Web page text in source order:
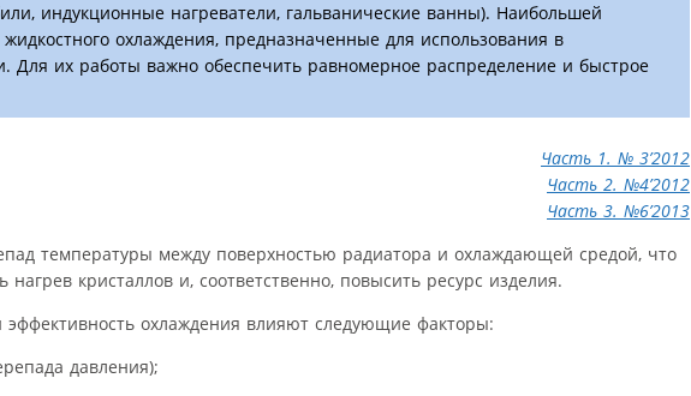
индукционные нагреватели, гальванические ванны). Наибольшей
охлаждения, предназначенные для использования в
Для их работы важно обеспечить равномерное распределение и быстрое
Часть 1. № 3’2012
Часть 2. №4’2012
Часть 3. №6’2013
температуры между поверхностью радиатора и охлаждающей средой, что
кристаллов и, соответственно, повысить ресурс изделия.
охлаждения влияют следующие факторы:
давления);